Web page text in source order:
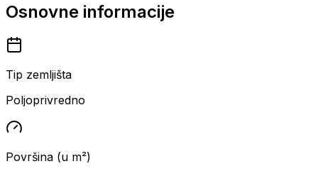
Osnovne informacije
Tip zemljišta
Poljoprivredno
Površina (u m²)